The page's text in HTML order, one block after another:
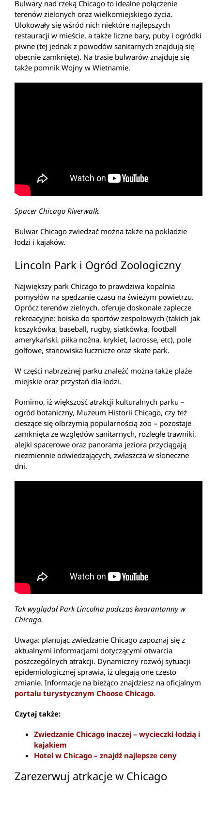
Bulwary nad rzeką Chicago to idealne połączenie
terenów zielonych oraz wielkomiejskiego życia.
Ulokowały się wśród nich niektóre najlepszych
restauracji w mieście, a także liczne bary, puby i ogródki
piwne (tej jednak z powodów sanitarnych znajdują się
obecnie zamknięte). Na trasie bulwarów znajduje się
także pomnik Wojny w Wietnamie.
Spacer Chicago Riverwalk.
Bulwar Chicago zwiedzać można także na pokładzie
łodzi i kajaków.
Lincoln Park i Ogród Zoologiczny
Największy park Chicago to prawdziwa kopalnia
pomysłów na spędzanie czasu na świeżym powietrzu.
Oprócz terenów zielnych, oferuje doskonałe zaplecze
rekreacyjne: boiska do sportów zespołowych (takich jak
koszykówka, baseball, rugby, siatkówka, football
amerykański, piłka nożna, krykiet, lacrosse, etc), pole
golfowe, stanowiska łucznicze oraz skate park.
W części nabrzeżnej parku znaleźć można także plaże
miejskie oraz przystań dla łodzi.
Pomimo, iż większość atrakcji kulturalnych parku –
ogród botaniczny, Muzeum Historii Chicago, czy też
cieszące się olbrzymią popularnością zoo – pozostaje
zamknięta ze względów sanitarnych, rozległe trawniki,
alejki spacerowe oraz panorama jeziora przyciągają
niezmiennie odwiedzających, zwłaszcza w słoneczne
dni.
Tak wyglądał Park Lincolna podczas kwarantanny w
Chicago.
Uwaga: planując zwiedzanie Chicago zapoznaj się z
aktualnymi informacjami dotyczącymi otwarcia
poszczególnych atrakcji. Dynamiczny rozwój sytuacji
epidemiologicznej sprawia, iż ulegają one często
zmianie. Informacje na bieżąco znajdziesz na oficjalnym
portalu turystycznym Choose Chicago.
Czytaj także:
Zwiedzanie Chicago inaczej – wycieczki łodzią i
kajakiem
Hotel w Chicago – znajdź najlepsze ceny
Zarezerwuj atrkacje w Chicago